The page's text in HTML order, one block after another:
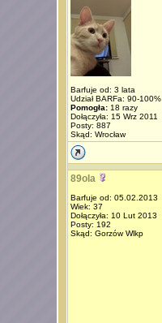
Barfuje od: 3 lata
Udział BARFa: 90-100%
Pomogła:18 razy
Dołączyła: 15 Wrz 2011
Posty: 887
Skąd: Wrocław
89ola
Barfuje od: 05.02.2013
Wiek: 37
Dołączyła: 10 Lut 2013
Posty: 192
Skąd: Gorzów Wlkp